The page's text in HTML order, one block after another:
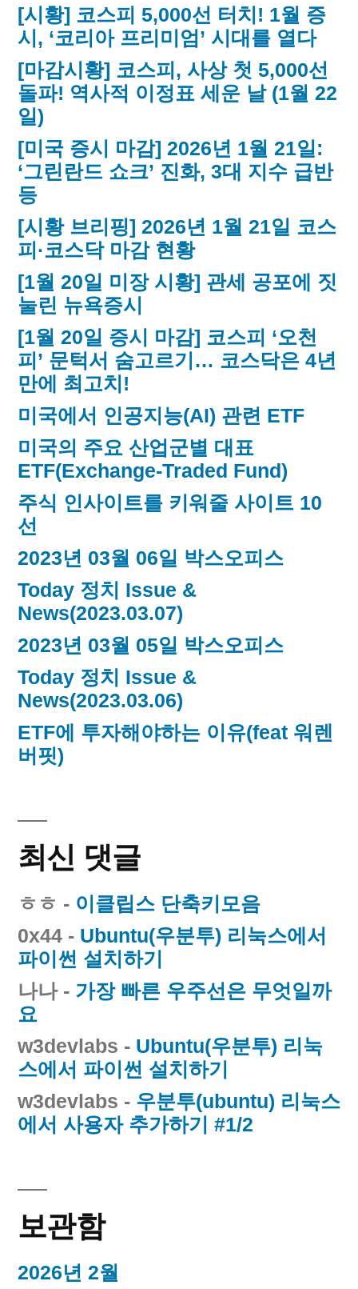
[시황] 코스피 5,000선 터치! 1월 증
시, ‘코리아 프리미엄’ 시대를 열다
[마감시황] 코스피, 사상 첫 5,000선
돌파! 역사적 이정표 세운 날 (1월 22
일)
[미국 증시 마감] 2026년 1월 21일:
‘그린란드 쇼크’ 진화, 3대 지수 급반
등
[시황 브리핑] 2026년 1월 21일 코스
피·코스닥 마감 현황
[1월 20일 미장 시황] 관세 공포에 짓
눌린 뉴욕증시
[1월 20일 증시 마감] 코스피 ‘오천
피’ 문턱서 숨고르기… 코스닥은 4년
만에 최고치!
미국에서 인공지능(AI) 관련 ETF
미국의 주요 산업군별 대표
ETF(Exchange-Traded Fund)
주식 인사이트를 키워줄 사이트 10
선
2023년 03월 06일 박스오피스
Today 정치 Issue &
News(2023.03.07)
2023년 03월 05일 박스오피스
Today 정치 Issue &
News(2023.03.06)
ETF에 투자해야하는 이유(feat 워렌
버핏)
최신 댓글
ㅎㅎ - 이클립스 단축키모음
0x44 - Ubuntu(우분투) 리눅스에서
파이썬 설치하기
나나- 가장 빠른 우주선은 무엇일까
요
w3devlabs - Ubuntu(우분투) 리눅
스에서 파이썬 설치하기
w3devlabs - 우분투(ubuntu) 리눅스
에서 사용자 추가하기 #1/2
보관함
2026년 2월